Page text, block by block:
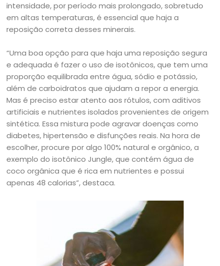
intensidade, por período mais prolongado, sobretudo
em altas temperaturas, é essencial que haja a
reposição correta desses minerais.
“Uma boa opção para que haja uma reposição segura
e adequada é fazer o uso de isotônicos, que tem uma
proporção equilibrada entre água, sódio e potássio,
além de carboidratos que ajudam a repor a energia.
Mas é preciso estar atento aos rótulos, com aditivos
artificiais e nutrientes isolados provenientes de origem
sintética. Essa mistura pode agravar doenças como
diabetes, hipertensão e disfunções reais. Na hora de
escolher, procure por algo 100% natural e orgânico, a
exemplo do isotônico Jungle, que contém água de
coco orgânica que é rica em nutrientes e possui
apenas 48 calorias”, destaca.